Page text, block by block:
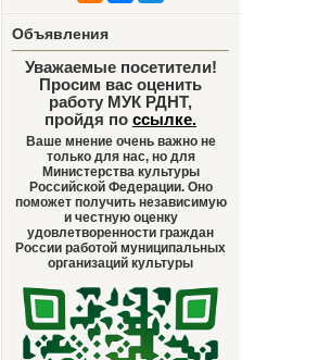
Объявления
Уважаемые посетители!
Просим вас оценить
работу МУК РДНТ,
пройдя по ссылке.
Ваше мнение очень важно не
только для нас, но для
Министерства культуры
Российской Федерации. Оно
поможет получить независимую
и честную оценку
удовлетворенности граждан
России работой муниципальных
организаций культуры